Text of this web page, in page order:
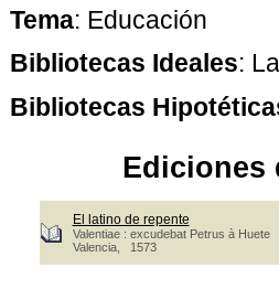
Tema: Educación
Bibliotecas Ideales:
Bibliotecas
Ediciones
El latino de repente
Valentiae : excudebat Petrus à Huete
Valencia, 1573